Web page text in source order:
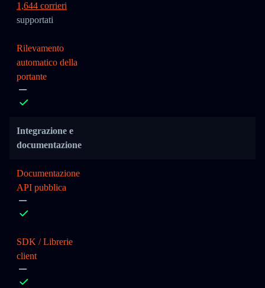
1,644 corrieri
supportati
Rilevamento
automatico della
portante
Integrazione e
documentazione
Documentazione
API pubblica
SDK / Librerie
client